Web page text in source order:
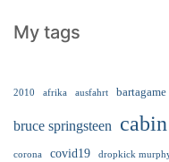
My tags
2010 afrika ausfahrt bartagame
bruce springsteen
corona covid19 dropkick